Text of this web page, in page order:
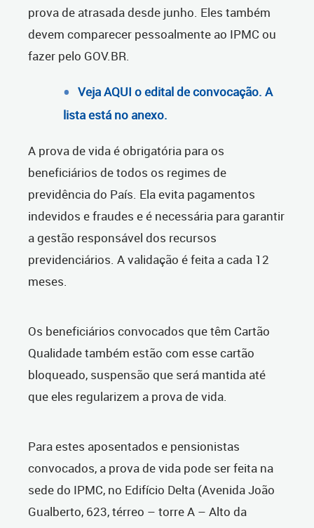
prova de atrasada desde junho. Eles também
devem comparecer pessoalmente ao IPMC ou
fazer pelo GOV.BR.
Veja AQUI o edital de convocação. A
lista está no anexo.
A prova de vida é obrigatória para os
beneficiários de todos os regimes de
previdência do País. Ela evita pagamentos
indevidos e fraudes e é necessária para garantir
a gestão responsável dos recursos
previdenciários. A validação é feita a cada 12
meses.
Os beneficiários convocados que têm Cartão
Qualidade também estão com esse cartão
bloqueado, suspensão que será mantida até
que eles regularizem a prova de vida.
Para estes aposentados e pensionistas
convocados, a prova de vida pode ser feita na
sede do IPMC, no Edifício Delta (Avenida João
Gualberto, 623, térreo – torre A – Alto da